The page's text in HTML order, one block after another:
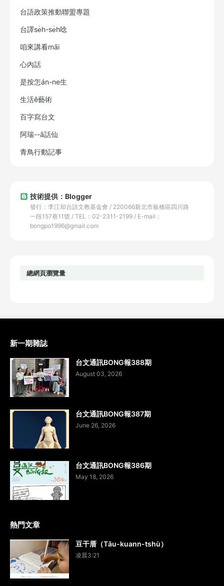
台語政策推動聯盟專題
台譯se̍h-se̍h唸
咱來講看māi
心內話
是按怎án-ne生
生活ê藝術
百字寫台文
阿瑞--ā話仙
青鳥行動記事
技術提供：Blogger
發行：李江却台語文教基金會 / 220066新北市板橋區四川路
一段157巷11號 / TEL：02-2311-2199 / E-mail：
bongpo1996@gmail.com
總網頁瀏覽量
新一期雜誌
台文通訊BONG報388期
August 03, 2026
台文通訊BONG報387期
June 26, 2026
台文通訊BONG報386期
May 18, 2026
熱門文章
豆干厝（Tāu-kuann-tshù）
凌晨3:21